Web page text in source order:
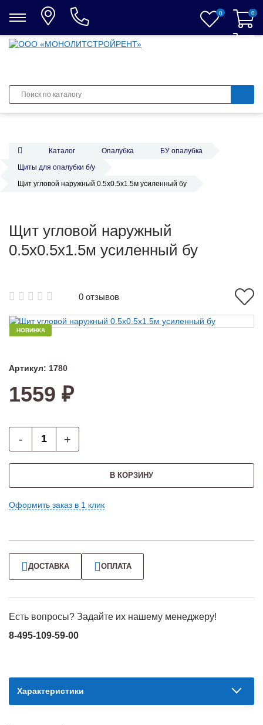
0 0
0
Каталог Опалубка
БУ опалубка
Щиты для опалубки б/у
Щит угловой наружный 0.5х0.5х1.5м усиленный бу
Щит угловой наружный
0.5х0.5х1.5м усиленный бу
0 отзывов
НОВИНКА
Артикул: 1780
1559 ₽
- +
В КОРЗИНУ
Оформить заказ в 1 клик
ДОСТАВКА ОПЛАТА
Есть вопросы? Задайте их нашему менеджеру!
8-495-109-59-00
Характеристики